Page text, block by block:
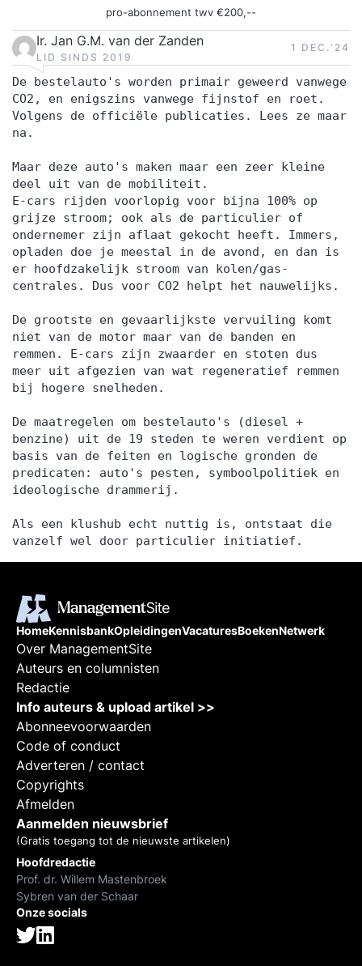
pro-abonnement twv €200,--
Ir. Jan G.M. van der Zanden
LID SINDS 2019
1 DEC.‘24
De bestelauto's worden primair geweerd vanwege
CO2, en enigszins vanwege fijnstof en roet.
Volgens de officiële publicaties. Lees ze maar
na.
Maar deze auto's maken maar een zeer kleine
deel uit van de mobiliteit.
E-cars rijden voorlopig voor bijna 100% op
grijze stroom; ook als de particulier of
ondernemer zijn aflaat gekocht heeft. Immers,
opladen doe je meestal in de avond, en dan is
er hoofdzakelijk stroom van kolen/gas-
centrales. Dus voor CO2 helpt het nauwelijks.
De grootste en gevaarlijkste vervuiling komt
niet van de motor maar van de banden en
remmen. E-cars zijn zwaarder en stoten dus
meer uit afgezien van wat regeneratief remmen
bij hogere snelheden.
De maatregelen om bestelauto's (diesel +
benzine) uit de 19 steden te weren verdient op
basis van de feiten en logische gronden de
predicaten: auto's pesten, symboolpolitiek en
ideologische drammerij.
Als een klushub echt nuttig is, ontstaat die
vanzelf wel door particulier initiatief.
HomeKennisbankOpleidingenVacaturesBoekenNetwerk
Over ManagementSite
Auteurs en columnisten
Redactie
Info auteurs & upload artikel >>
Abonneevoorwaarden
Code of conduct
Adverteren / contact
Copyrights
Afmelden
Aanmelden nieuwsbrief
(Gratis toegang tot de nieuwste artikelen)
Hoofdredactie
Prof. dr. Willem Mastenbroek
Sybren van der Schaar
Onze socials